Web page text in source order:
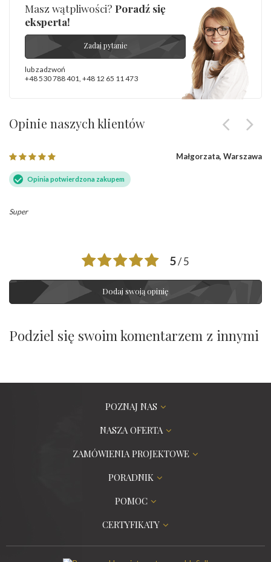
Masz wątpliwości? Poradź się
eksperta!
Zadaj pytanie
lub zadzwoń
+48 530 788 401 +48 12 65 11 473
Opinie naszych klientów
Małgorzata, Warszawa
Opinia potwierdzona zakupem
Super
5/ 5
Dodaj swoją opinię
Podziel się swoim komentarzem z innymi
POZNAJ NAS
NASZA OFERTA
ZAMÓWIENIA PROJEKTOWE
PORADNIK
POMOC
CERTYFIKATY